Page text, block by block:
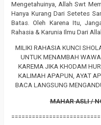
Mengetahuinya, Allah Swt
Hanya Kurang Dari Setetes
Batas. Oleh Karena Itu,
Rahasia & Karunia Ilmu Dari
MILIKI RAHASIA KUNCI
UNTUK MENAMBAH
KAREMA JIKA KHODAM
KALIMAH APAPUN, AYAT
BACA LANGSUNG
MAHAR ASLI /